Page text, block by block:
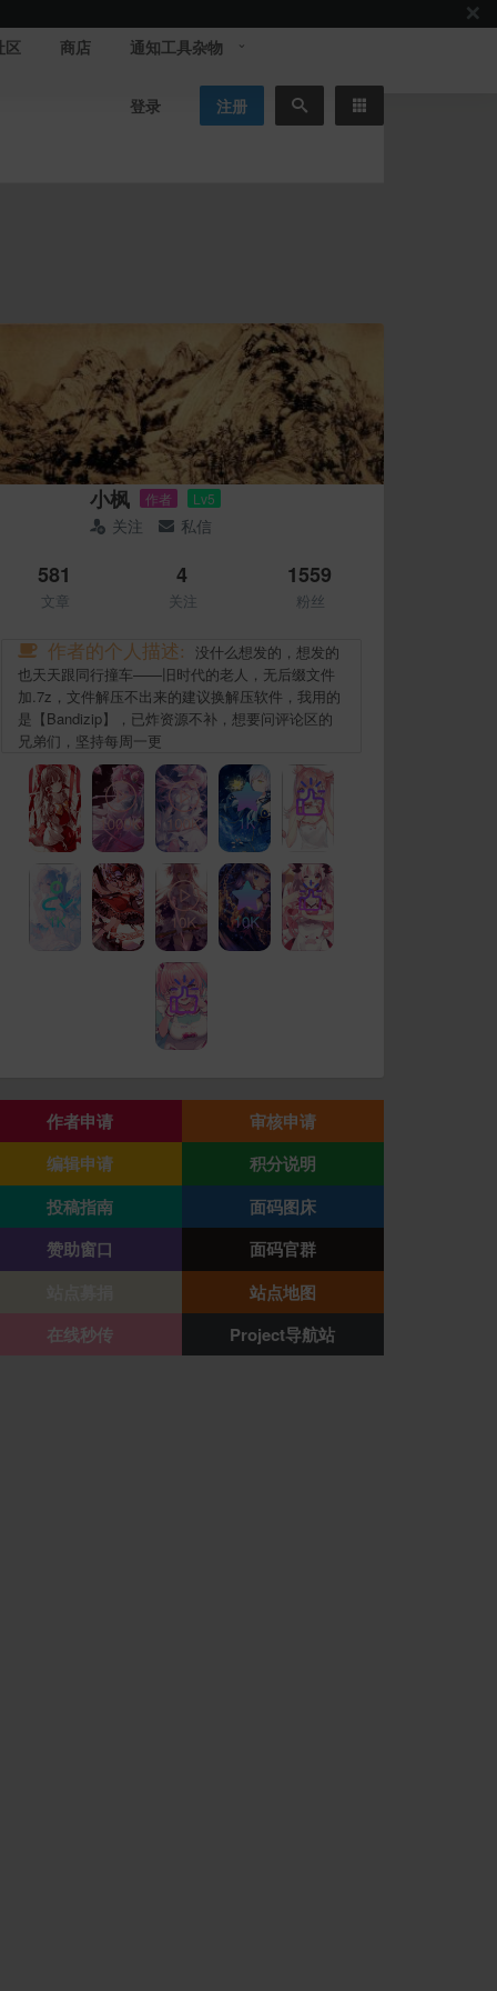
区 商店 通知工具杂物
登录 注册
小枫 作者 Lv5
关注 私信
581
文章
4
关注
1559
粉丝
作者的个人描述:
没什么想发的，想发的
也天天跟同行撞车——旧时代的老人，无后缀文件
加.7z，文件解压不出来的建议换解压软件，我用的
是【Bandizip】，已炸资源不补，想要问评论区的
兄弟们，坚持每周一更
作者申请
审核申请
编辑申请
积分说明
投稿指南
面码图床
赞助窗口
面码官群
站点地图
在线秒传
Project导航站